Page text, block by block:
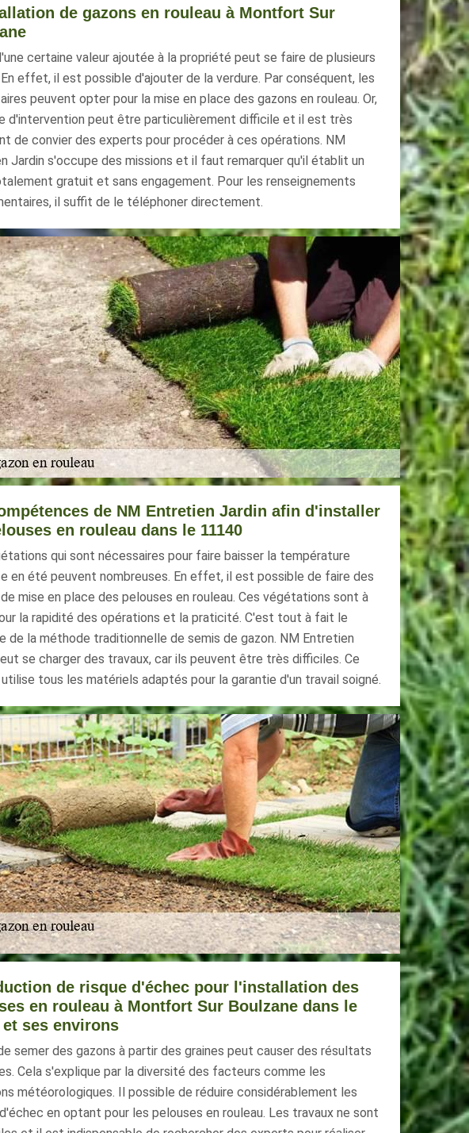
de gazons en rouleau à Montfort Sur
certaine valeur ajoutée à la propriété peut se faire de plusieurs
effet, il est possible d'ajouter de la verdure. Par conséquent, les
peuvent opter pour la mise en place des gazons en rouleau. Or,
d'intervention peut être particulièrement difficile et il est très
de convier des experts pour procéder à ces opérations. NM
Jardin s'occupe des missions et il faut remarquer qu'il établit un
gratuit et sans engagement. Pour les renseignements
il suffit de le téléphoner directement.
de NM Entretien Jardin afin d'installer
en rouleau dans le 11140
qui sont nécessaires pour faire baisser la température
en été peuvent nombreuses. En effet, il est possible de faire des
mise en place des pelouses en rouleau. Ces végétations sont à
la rapidité des opérations et la praticité. C'est tout à fait le
de la méthode traditionnelle de semis de gazon. NM Entretien
se charger des travaux, car ils peuvent être très difficiles. Ce
utilise tous les matériels adaptés pour la garantie d'un travail soigné.
de risque d'échec pour l'installation des
en rouleau à Montfort Sur Boulzane dans le
et ses environs
semer des gazons à partir des graines peut causer des résultats
Cela s'explique par la diversité des facteurs comme les
météorologiques. Il possible de réduire considérablement les
en optant pour les pelouses en rouleau. Les travaux ne sont